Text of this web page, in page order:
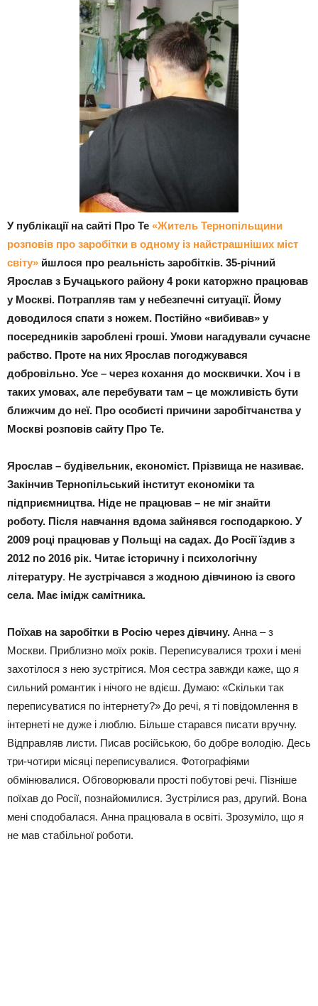
У публікації на сайті Про Те «Житель Тернопільщини
розповів про заробітки в одному із найстрашніших міст
світу» йшлося про реальність заробітків. 35-річний
Ярослав з Бучацького району 4 роки каторжно працював
у Москві. Потрапляв там у небезпечні ситуації. Йому
доводилося спати з ножем. Постійно «вибивав» у
посередників зароблені гроші. Умови нагадували сучасне
рабство. Проте на них Ярослав погоджувався
добровільно. Усе – через кохання до москвички. Хоч і в
таких умовах, але перебувати там – це можливість бути
ближчим до неї. Про особисті причини заробітчанства у
Москві розповів сайту Про Те.
Ярослав – будівельник, економіст. Прізвища не називає.
Закінчив Тернопільський інститут економіки та
підприємництва. Ніде не працював – не міг знайти
роботу. Після навчання вдома зайнявся господаркою. У
2009 році працював у Польщі на садах. До Росії їздив з
2012 по 2016 рік. Читає історичну і психологічну
літературу. Не зустрічався з жодною дівчиною із свого
села. Має імідж самітника.
Поїхав на заробітки в Росію через дівчину. Анна – з
Москви. Приблизно моїх років. Переписувалися трохи і мені
захотілося з нею зустрітися. Моя сестра завжди каже, що я
сильний романтик і нічого не вдієш. Думаю: «Скільки так
переписуватися по інтернету?» До речі, я ті повідомлення в
інтернеті не дуже і люблю. Більше старався писати вручну.
Відправляв листи. Писав російською, бо добре володію. Десь
три-чотири місяці переписувалися. Фотографіями
обмінювалися. Обговорювали прості побутові речі. Пізніше
поїхав до Росії, познайомилися. Зустрілися раз, другий. Вона
мені сподобалася. Анна працювала в освіті. Зрозуміло, що я
не мав стабільної роботи.